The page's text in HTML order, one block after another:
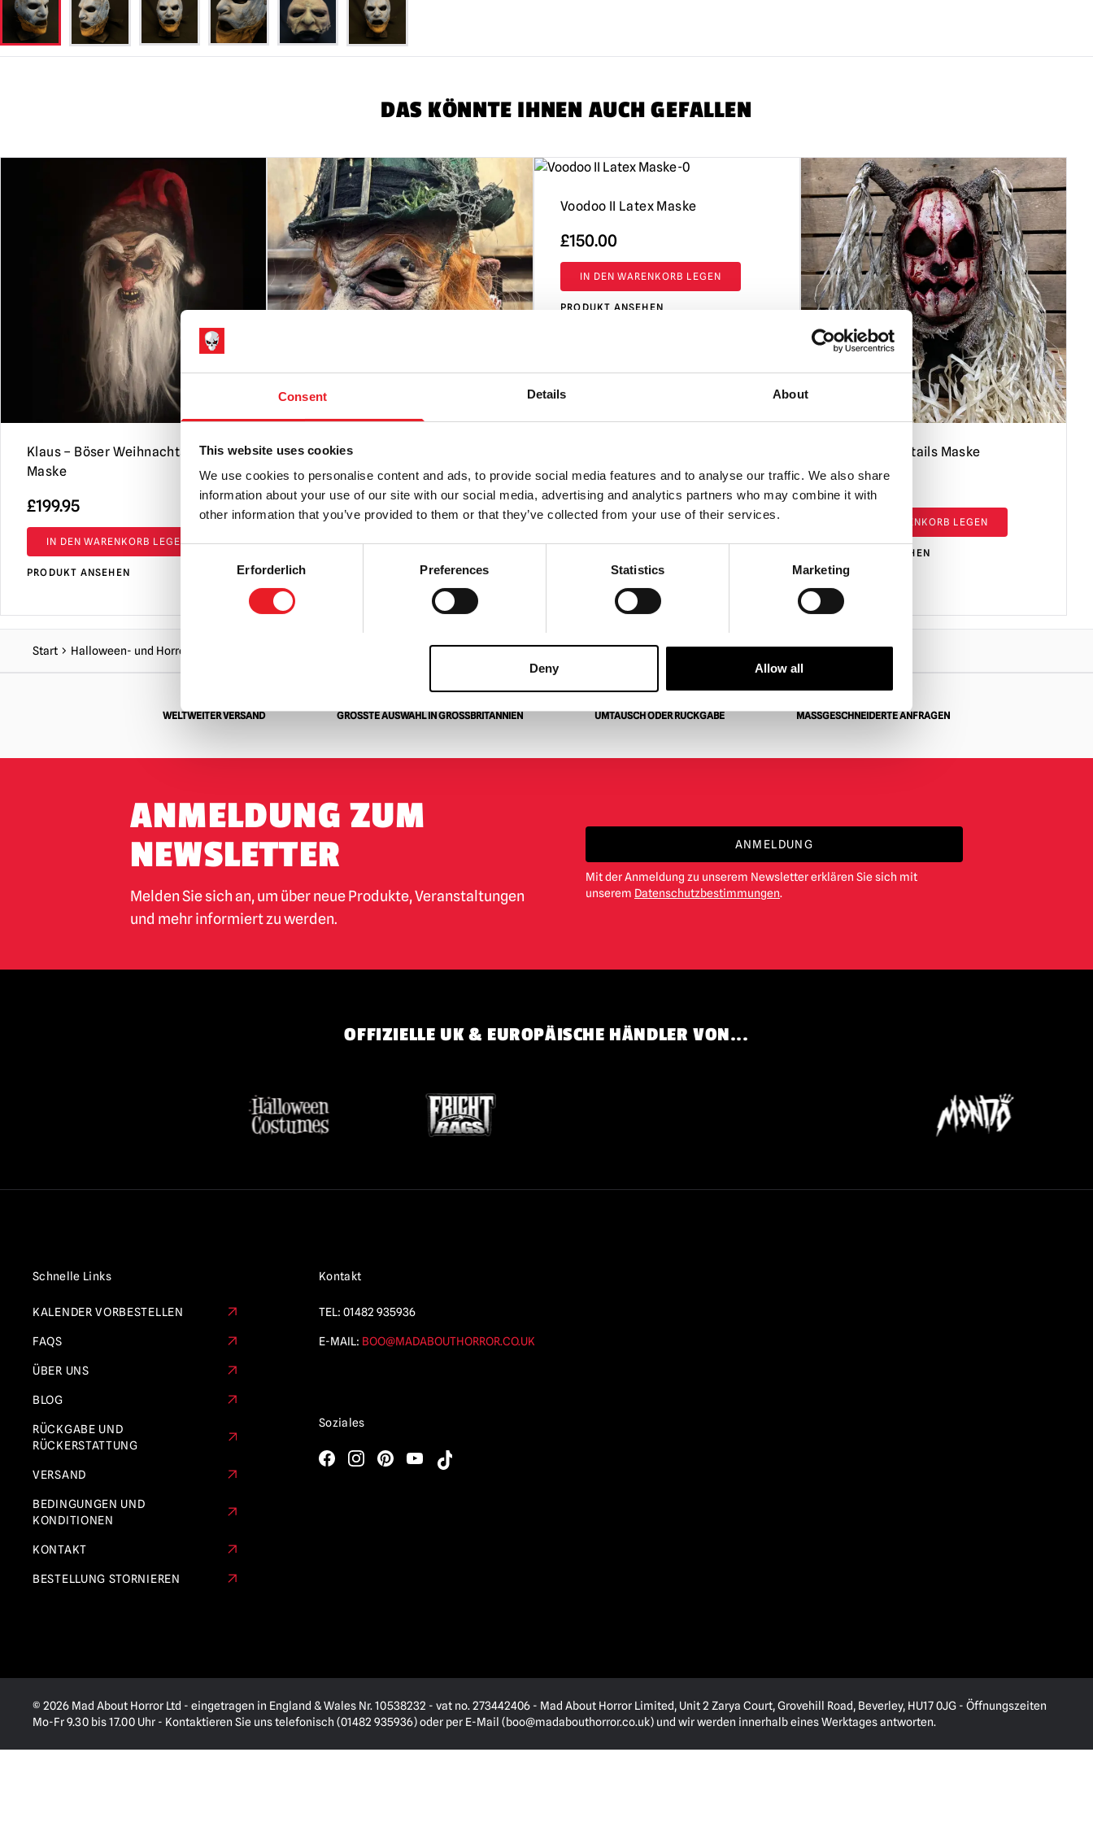
Consent Details About
This website uses cookies
We use cookies to personalise content and ads, to provide social media features and to analyse our traffic. We also share
information about your use of our site with our social media, advertising and analytics partners who may combine it with
other information that you’ve provided to them or that they’ve collected from your use of their services.
Erforderlich Preferences Statistics Marketing
Deny Allow all
DAS KÖNNTE IHNEN AUCH GEFALLEN
Klaus – Böser Weihnachtsmann-
Maske
£199.95
IN DEN WARENKORB LEGEN
PRODUKT ANSEHEN
Schande Schmutz Leprechaun
Maske
£189.95
IN DEN WARENKORB LEGEN
PRODUKT ANSEHEN
Voodoo II Latex Maske
£150.00
IN DEN WARENKORB LEGEN
PRODUKT ANSEHEN
Scarejack Pigtails Maske
£170.00
IN DEN WARENKORB LEGEN
PRODUKT ANSEHEN
Start Halloween- und Horrormasken
WELTWEITER VERSAND GRÖSSTE AUSWAHL IN GROSSBRITANNIEN UMTAUSCH ODER RÜCKGABE MASSGESCHNEIDERTE ANFRAGEN
ANMELDUNG ZUM
NEWSLETTER
Melden Sie sich an, um über neue Produkte, Veranstaltungen
und mehr informiert zu werden.
ANMELDUNG
Mit der Anmeldung zu unserem Newsletter erklären Sie sich mit
unserem Datenschutzbestimmungen.
OFFIZIELLE UK & EUROPÄISCHE HÄNDLER VON...
Schnelle Links
KALENDER VORBESTELLEN
FAQS
ÜBER UNS
BLOG
RÜCKGABE UND
RÜCKERSTATTUNG
VERSAND
BEDINGUNGEN UND
KONDITIONEN
KONTAKT
BESTELLUNG STORNIEREN
Kontakt
TEL: 01482 935936
E-MAIL: BOO@MADABOUTHORROR.CO.UK
Soziales
© 2026 Mad About Horror Ltd - eingetragen in England & Wales Nr. 10538232 - vat no. 273442406 - Mad About Horror Limited, Unit 2 Zarya Court, Grovehill Road, Beverley, HU17 0JG - Öffnungszeiten
Mo-Fr 9.30 bis 17.00 Uhr - Kontaktieren Sie uns telefonisch (01482 935936) oder per E-Mail (boo@madabouthorror.co.uk) und wir werden innerhalb eines Werktages antworten.